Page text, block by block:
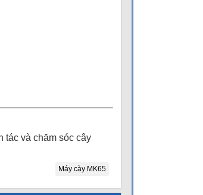
tác và chăm sóc cây
Máy cày MK65